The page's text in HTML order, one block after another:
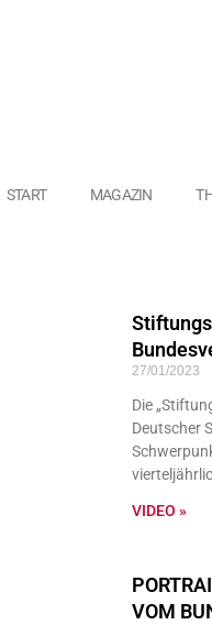
START MAGAZIN
27/01/2023
Die
Deutscher
VIDEO »
VOM